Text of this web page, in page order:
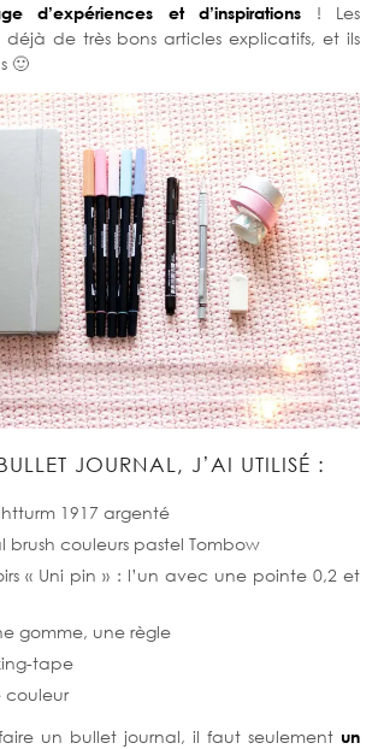
d’expériences et d’inspirations ! Les
déjà de très bons articles explicatifs, et ils
🙂
JOURNAL, J’AI UTILISÉ :
1917 argenté
brush couleurs pastel Tombow
« Uni pin » : l’un avec une pointe 0,2 et
gomme, une règle
tape
couleur
un bullet journal, il faut seulement un